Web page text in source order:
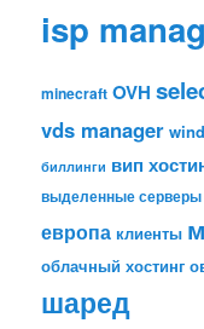
isp
minecraft OVH
vds manager
биллинги вип
выделенные серверы
европа клиенты
облачный хостинг
шаред